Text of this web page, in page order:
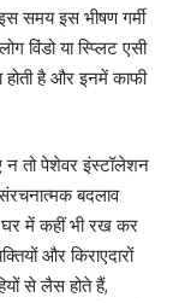
समय इस भीषण गर्मी
विंडो या स्प्लिट एसी
है और इनमें काफी
न तो पेशेवर इंस्टॉलेशन
बदलाव
घर में कहीं भी रख कर
और किराएदारों
से लैस होते हैं,